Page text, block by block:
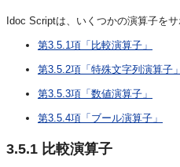
Idoc Scriptは、いくつかの演算子をサ
第3.5.1項「比較演算子」
第3.5.2項「特殊文字列演算子」
第3.5.3項「数値演算子」
第3.5.4項「ブール演算子」
3.5.1 比較演算子